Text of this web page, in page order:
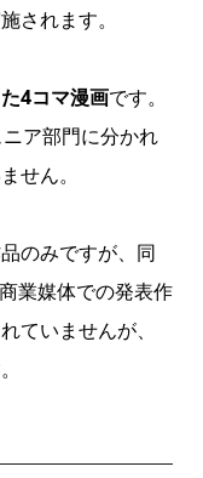
されます。
4コマ漫画です。
ア部門に分かれ
せん。
のみですが、同
業媒体での発表作
ていませんが、